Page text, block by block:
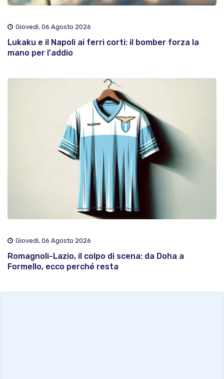
Giovedì, 06 Agosto 2026
Lukaku e il Napoli ai ferri corti: il bomber forza la
mano per l'addio
Giovedì, 06 Agosto 2026
Romagnoli-Lazio, il colpo di scena: da Doha a
Formello, ecco perché resta